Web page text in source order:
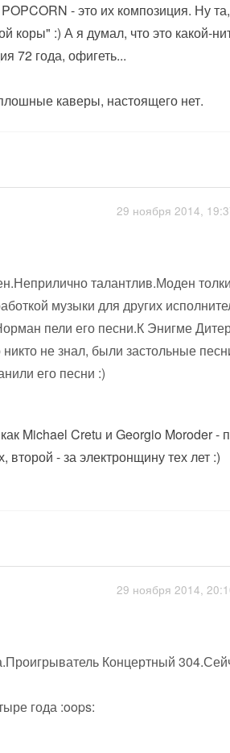
- это их композиция. Ну та,
коры" :) А я думал, что это какой-
72 года, офигеть...
каверы, настоящего нет.
29 ноября 2014,
талантлив.Моден
музыки для других
пели его песни.К Энигме
не знал, были застольные
его песни :)
Michael Cretu и Georgio Moroder -
- за электронщину тех лет :)
29 ноября 2014,
Концертный
года :oops: